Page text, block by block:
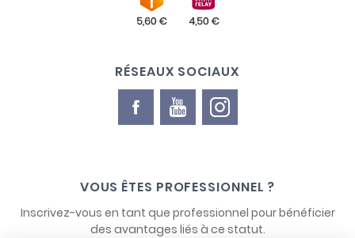
RÉSEAUX SOCIAUX
VOUS ÊTES PROFESSIONNEL ?
Inscrivez-vous en tant que professionnel pour bénéficier
des avantages liés à ce statut.